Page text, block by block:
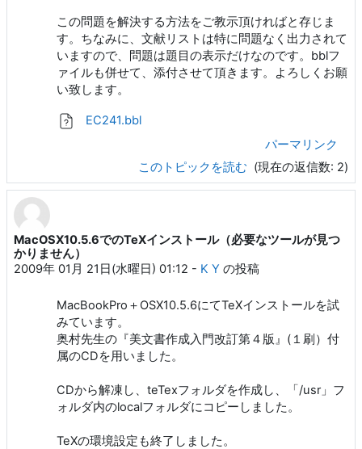
この問題を解決する方法をご教示頂ければと存じま
す。ちなみに、文献リストは特に問題なく出力されて
いますので、問題は題目の表示だけなのです。bblフ
ァイルも併せて、添付させて頂きます。よろしくお願
い致します。
EC241.bbl
パーマリンク
このトピックを読む (現在の返信数: 2)
MacOSX10.5.6でのTeXインストール（必要なツールが見つ
かりません）
2009年 01月 21日(水曜日) 01:12 - K Y の投稿
MacBookPro＋OSX10.5.6にてTeXインストールを試
みています。
奥村先生の『美文書作成入門改訂第４版』(１刷）付
属のCDを用いました。
CDから解凍し、teTexフォルダを作成し、「/usr」フ
ォルダ内のlocalフォルダにコピーしました。
TeXの環境設定も終了しました。